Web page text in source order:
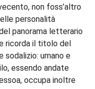
non foss’altro
personalità
panorama letterario
ricorda il titolo del
sodalizio: umano e
essendo andate
occupa inoltre